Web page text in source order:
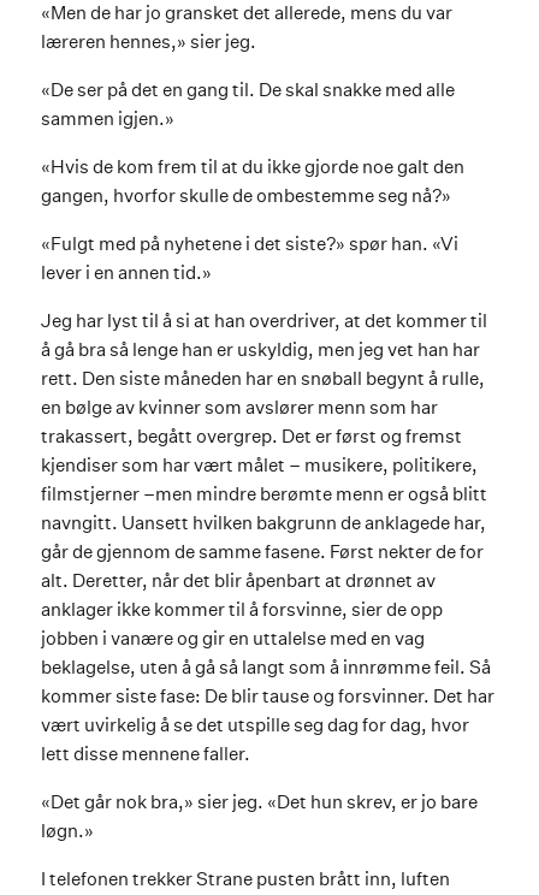
«Men de har jo gransket det allerede, mens du var
læreren hennes,» sier jeg.
«De ser på det en gang til. De skal snakke med alle
sammen igjen.»
«Hvis de kom frem til at du ikke gjorde noe galt den
gangen, hvorfor skulle de ombestemme seg nå?»
«Fulgt med på nyhetene i det siste?» spør han. «Vi
lever i en annen tid.»
Jeg har lyst til å si at han overdriver, at det kommer til
å gå bra så lenge han er uskyldig, men jeg vet han har
rett. Den siste måneden har en snøball begynt å rulle,
en bølge av kvinner som avslører menn som har
trakassert, begått overgrep. Det er først og fremst
kjendiser som har vært målet – musikere, politikere,
filmstjerner –men mindre berømte menn er også blitt
navngitt. Uansett hvilken bakgrunn de anklagede har,
går de gjennom de samme fasene. Først nekter de for
alt. Deretter, når det blir åpenbart at drønnet av
anklager ikke kommer til å forsvinne, sier de opp
jobben i vanære og gir en uttalelse med en vag
beklagelse, uten å gå så langt som å innrømme feil. Så
kommer siste fase: De blir tause og forsvinner. Det har
vært uvirkelig å se det utspille seg dag for dag, hvor
lett disse mennene faller.
«Det går nok bra,» sier jeg. «Det hun skrev, er jo bare
løgn.»
I telefonen trekker Strane pusten brått inn, luften